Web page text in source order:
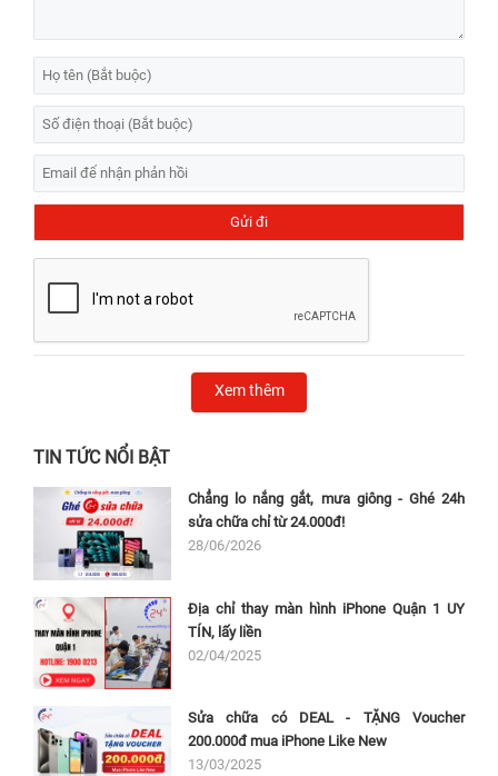
Xem thêm
TIN TỨC NỔI BẬT
Chẳng lo nắng gắt, mưa giông - Ghé 24h
sửa chữa chỉ từ 24.000đ!
28/06/2026
Địa chỉ thay màn hình iPhone Quận 1 UY
TÍN, lấy liền
02/04/2025
Sửa chữa có DEAL - TẶNG Voucher
200.000đ mua iPhone Like New
13/03/2025